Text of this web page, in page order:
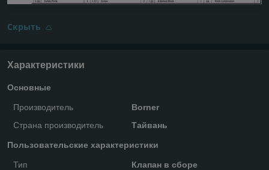
Скрыть
Характеристики
Основные
Производитель
Borner
Страна производитель
Тайвань
Пользовательские характеристики
Тип Клапан в сборе